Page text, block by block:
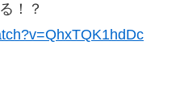
！？